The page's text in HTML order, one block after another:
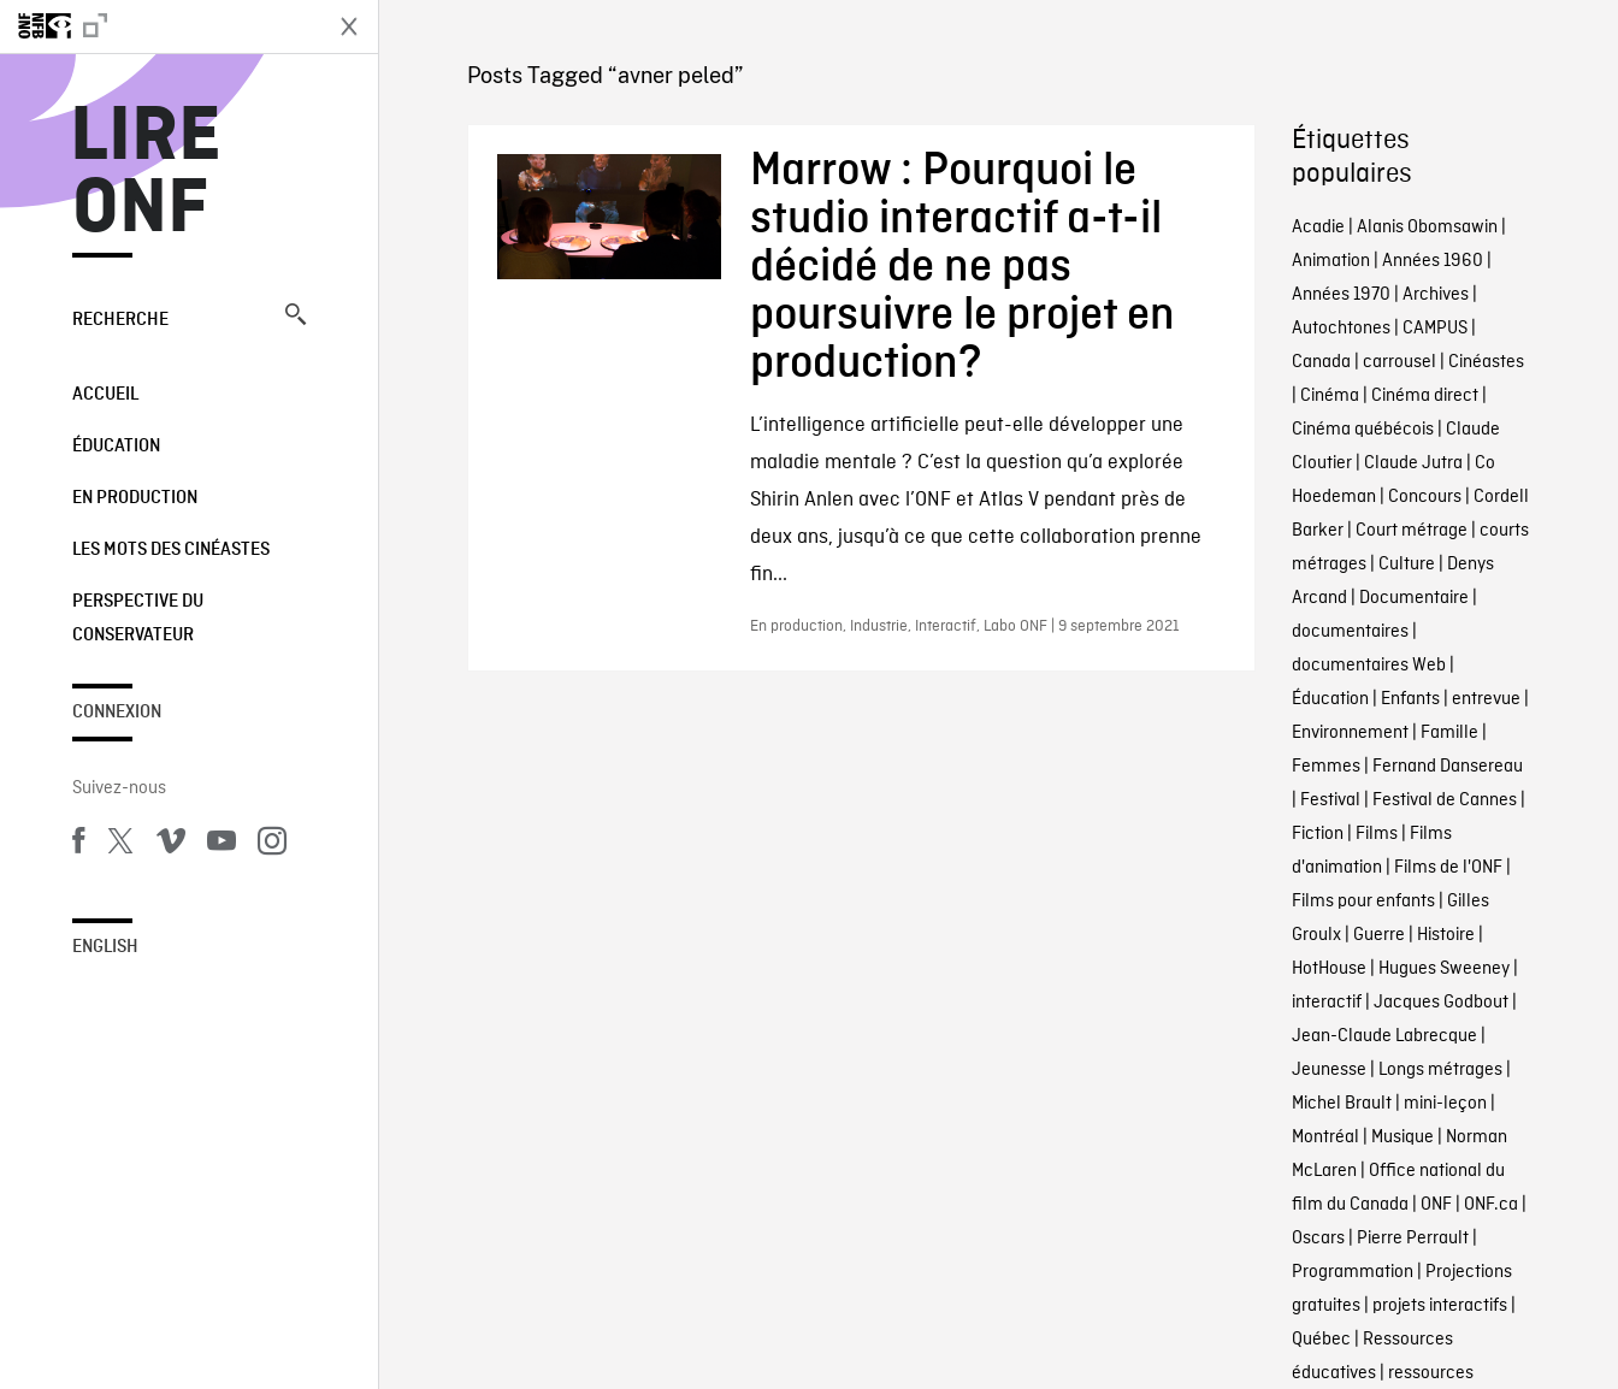
LIRE
ONF
RECHERCHE
ACCUEIL
ÉDUCATION
EN PRODUCTION
LES MOTS DES CINÉASTES
PERSPECTIVE DU
CONSERVATEUR
CONNEXION
Suivez-nous
ENGLISH
LIRE ONF
Posts Tagged “avner peled”
Marrow : Pourquoi le
studio interactif a-t-il
décidé de ne pas
poursuivre le projet en
production?
L’intelligence artificielle peut-elle développer une
maladie mentale ? C’est la question qu’a explorée
Shirin Anlen avec l’ONF et Atlas V pendant près de
deux ans, jusqu’à ce que cette collaboration prenne
fin...
En production, Industrie, Interactif, Labo ONF | 9 septembre 2021
Étiquettes
populaires
Acadie | Alanis Obomsawin |
Animation | Années 1960 |
Années 1970 | Archives|
Autochtones| CAMPUS|
Canada | carrousel | Cinéastes
| Cinéma | Cinéma direct|
Cinéma québécois| Claude
Cloutier| Claude Jutra | Co
Hoedeman | Concours| Cordell
Barker| Court métrage | courts
métrages| Culture | Denys
Arcand | Documentaire |
documentaires|
documentaires Web |
Éducation | Enfants| entrevue |
Environnement| Famille |
Femmes| Fernand Dansereau
| Festival | Festival de Cannes|
Fiction | Films| Films
d'animation | Films de l'ONF|
Films pour enfants| Gilles
Groulx| Guerre | Histoire |
HotHouse | Hugues Sweeney|
interactif| Jacques Godbout|
Jean-Claude Labrecque |
Jeunesse | Longs métrages|
Michel Brault| mini-leçon |
Montréal | Musique | Norman
McLaren | Office national du
film du Canada | ONF| ONF.ca |
Oscars| Pierre Perrault|
Programmation | Projections
gratuites| projets interactifs|
Québec | Ressources
éducatives| ressources